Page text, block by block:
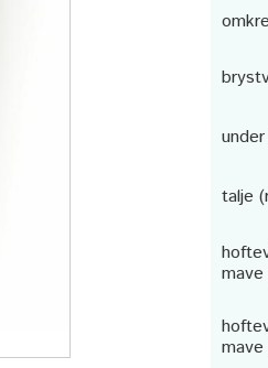
talje
mave